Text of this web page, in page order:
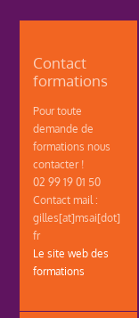
Contact
formations
Pour toute
demande de
formations nous
contacter !
02 99 19 01 50
Contact mail :
gilles[at]msai[dot]
fr
Le site web des
formations